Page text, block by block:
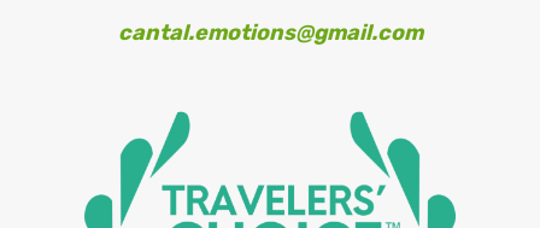
cantal.emotions@gmail.com